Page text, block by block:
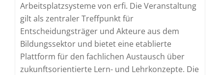
Arbeitsplatzsysteme von erfi. Die Veranstaltung
gilt als zentraler Treffpunkt für
Entscheidungsträger und Akteure aus dem
Bildungssektor und bietet eine etablierte
Plattform für den fachlichen Austausch über
zukunftsorientierte Lern- und Lehrkonzepte. Die